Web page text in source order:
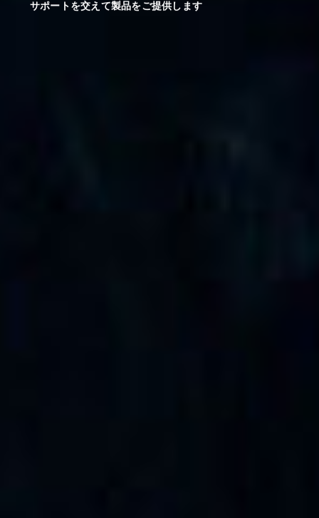
サポートを交えて製品をご提供します